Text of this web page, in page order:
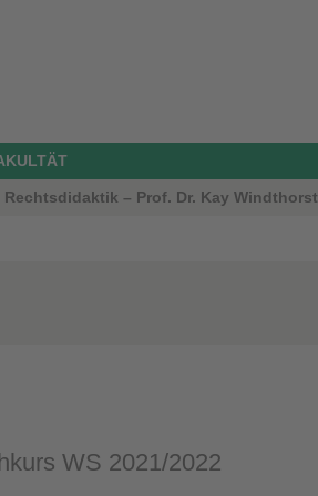
– Prof. Dr. Kay Windthorst
WS 2021/2022